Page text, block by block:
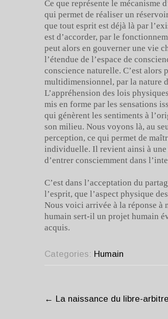
Ce que représente le mécanisme
qui permet de réaliser un
que tout esprit est déjà là par
est d’accorder, par le
peut alors en gouverner une vie
l’étendue de l’espace de
conscience naturelle. C’est alors
multidimensionnel, par la nature
L’appréhension des lois
mis en forme par les sensations
qui génèrent les sentiments à
son milieu. Nous voyons là, au
perception, ce qui permet de
individuelle. Il revient ainsi à une
d’entrer consciemment dans
C’est dans l’acceptation du
l’esprit, que l’aspect physique
Nous voici arrivée à la réponse à
humain sert-il un projet humain
acquis.
Categories: Humain
NAVIGATION
← La naissance du libre-